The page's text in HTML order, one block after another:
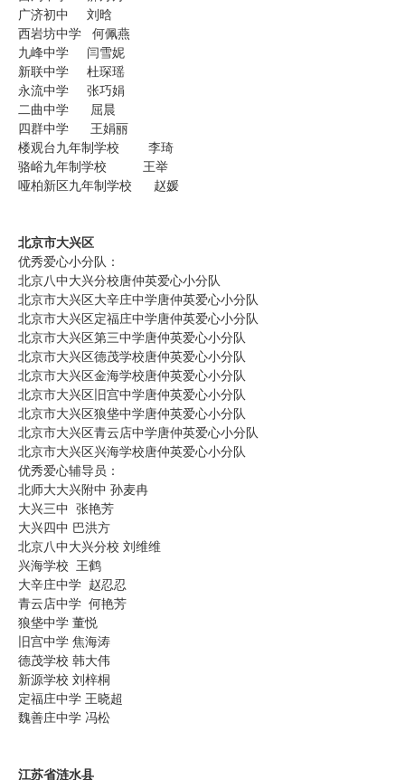
广济初中 刘晗
西岩坊中学 何佩燕
九峰中学 闫雪妮
新联中学 杜琛瑶
永流中学 张巧娟
二曲中学 屈晨
四群中学 王娟丽
楼观台九年制学校 李琦
骆峪九年制学校 王举
哑柏新区九年制学校 赵媛
北京市大兴区
优秀爱心小分队：
北京八中大兴分校唐仲英爱心小分队
北京市大兴区大辛庄中学唐仲英爱心小分队
北京市大兴区定福庄中学唐仲英爱心小分队
北京市大兴区第三中学唐仲英爱心小分队
北京市大兴区德茂学校唐仲英爱心小分队
北京市大兴区金海学校唐仲英爱心小分队
北京市大兴区旧宫中学唐仲英爱心小分队
北京市大兴区狼垡中学唐仲英爱心小分队
北京市大兴区青云店中学唐仲英爱心小分队
北京市大兴区兴海学校唐仲英爱心小分队
优秀爱心辅导员：
北师大大兴附中 孙麦冉
大兴三中 张艳芳
大兴四中 巴洪方
北京八中大兴分校 刘维维
兴海学校 王鹤
大辛庄中学 赵忍忍
青云店中学 何艳芳
狼垡中学 董悦
旧宫中学 焦海涛
德茂学校 韩大伟
新源学校 刘梓桐
定福庄中学 王晓超
魏善庄中学 冯松
江苏省涟水县